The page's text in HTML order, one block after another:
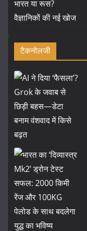
टैकनोलजी